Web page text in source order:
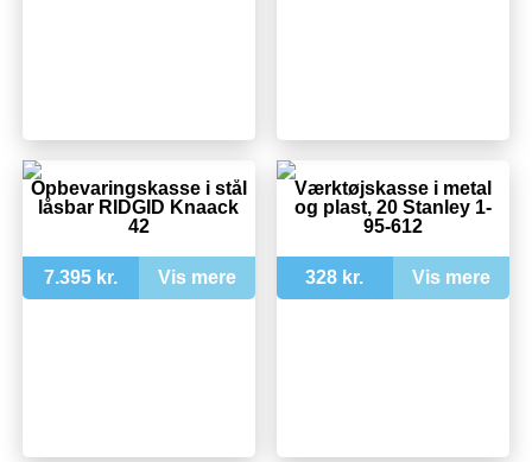
Opbevaringskasse i stål
låsbar RIDGID Knaack
42
7.395 kr. Vis mere
Værktøjskasse i metal
og plast, 20 Stanley 1-
95-612
328 kr. Vis mere